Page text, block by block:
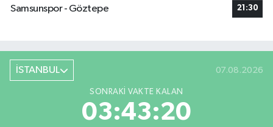
Samsunspor - Göztepe
21:30
İSTANBUL 07.08.2026
SONRAKI VAKTE KALAN
03:43:19